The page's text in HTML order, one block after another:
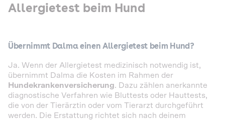
Allergietest beim Hund
Übernimmt Dalma einen Allergietest beim Hund?
Ja. Wenn der Allergietest medizinisch notwendig ist,
übernimmt Dalma die Kosten im Rahmen der
Hundekrankenversicherung. Dazu zählen anerkannte
diagnostische Verfahren wie Bluttests oder Hauttests,
die von der Tierärztin oder vom Tierarzt durchgeführt
werden. Die Erstattung richtet sich nach deinem